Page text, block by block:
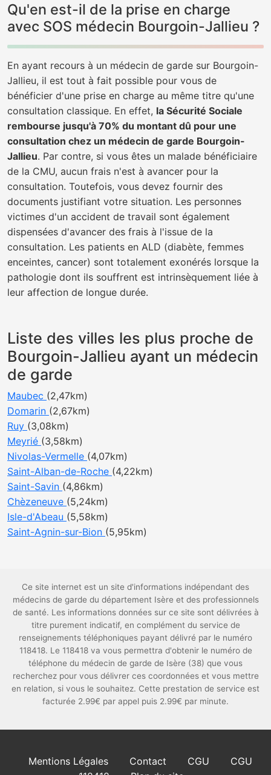
Qu'en est-il de la prise en charge
avec SOS médecin Bourgoin-Jallieu ?
En ayant recours à un médecin de garde sur Bourgoin-
Jallieu, il est tout à fait possible pour vous de
bénéficier d'une prise en charge au même titre qu'une
consultation classique. En effet, la Sécurité Sociale
rembourse jusqu'à 70% du montant dû pour une
consultation chez un médecin de garde Bourgoin-
Jallieu. Par contre, si vous êtes un malade bénéficiaire
de la CMU, aucun frais n'est à avancer pour la
consultation. Toutefois, vous devez fournir des
documents justifiant votre situation. Les personnes
victimes d'un accident de travail sont également
dispensées d'avancer des frais à l'issue de la
consultation. Les patients en ALD (diabète, femmes
enceintes, cancer) sont totalement exonérés lorsque la
pathologie dont ils souffrent est intrinsèquement liée à
leur affection de longue durée.
Liste des villes les plus proche de
Bourgoin-Jallieu ayant un médecin
de garde
Maubec (2,47km)
Domarin (2,67km)
Ruy (3,08km)
Meyrié (3,58km)
Nivolas-Vermelle (4,07km)
Saint-Alban-de-Roche (4,22km)
Saint-Savin (4,86km)
Chèzeneuve (5,24km)
Isle-d'Abeau (5,58km)
Saint-Agnin-sur-Bion (5,95km)
Ce site internet est un site d'informations indépendant des
médecins de garde du département Isère et des professionnels
de santé. Les informations données sur ce site sont délivrées à
titre purement indicatif, en complément du service de
renseignements téléphoniques payant délivré par le numéro
118418. Le 118418 va vous permettra d'obtenir le numéro de
téléphone du médecin de garde de Isère (38) que vous
recherchez pour vous délivrer ces coordonnées et vous mettre
en relation, si vous le souhaitez. Cette prestation de service est
facturée 2.99€ par appel puis 2.99€ par minute.
Mentions Légales Contact CGU
CGU